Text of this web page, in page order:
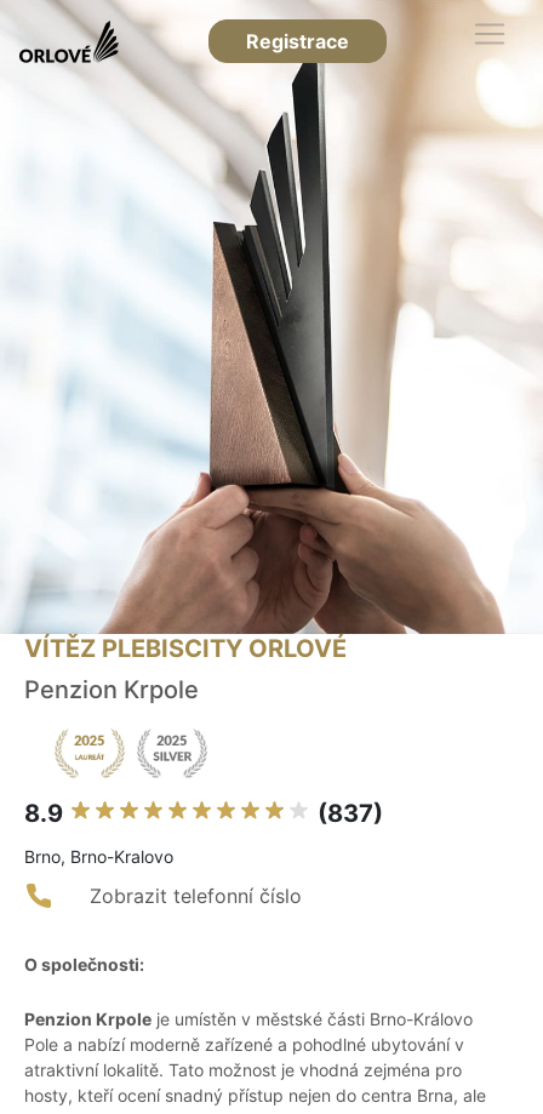
Registrace
VÍTĚZ PLEBISCITY ORLOVÉ
Penzion Krpole
8.9 (837)
Brno, Brno-Kralovo
Zobrazit telefonní číslo
O společnosti:
Penzion Krpole je umístěn v městské části Brno-Královo
Pole a nabízí moderně zařízené a pohodlné ubytování v
atraktivní lokalitě. Tato možnost je vhodná zejména pro
hosty, kteří ocení snadný přístup nejen do centra Brna, ale